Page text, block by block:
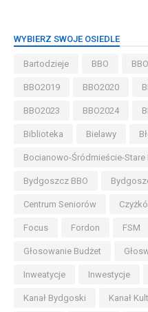
WYBIERZ SWOJE OSIEDLE
Bartodzieje BBO
BBO2019 BBO2020
BBO2023 BBO2024
Biblioteka Bielawy
Bocianowo-Śródmieście-Stare
Bydgoszcz BBO
Centrum Seniorów
Focus Fordon FSM
Głosowanie Budżet
Inweatycje Inwestycje
Kanał Bydgoski Kanał